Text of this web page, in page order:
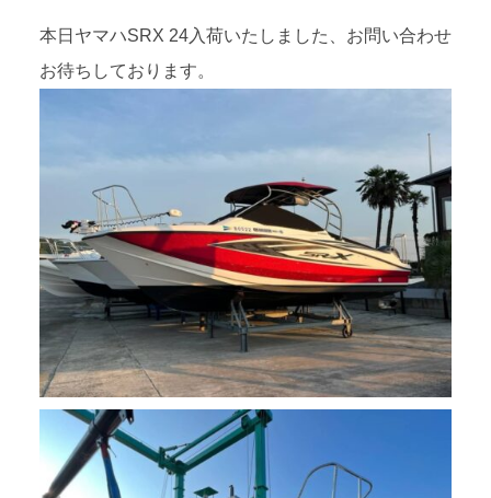
会社概要
本日ヤマハSRX 24入荷いたしました、お問い合わせ
お待ちしております。